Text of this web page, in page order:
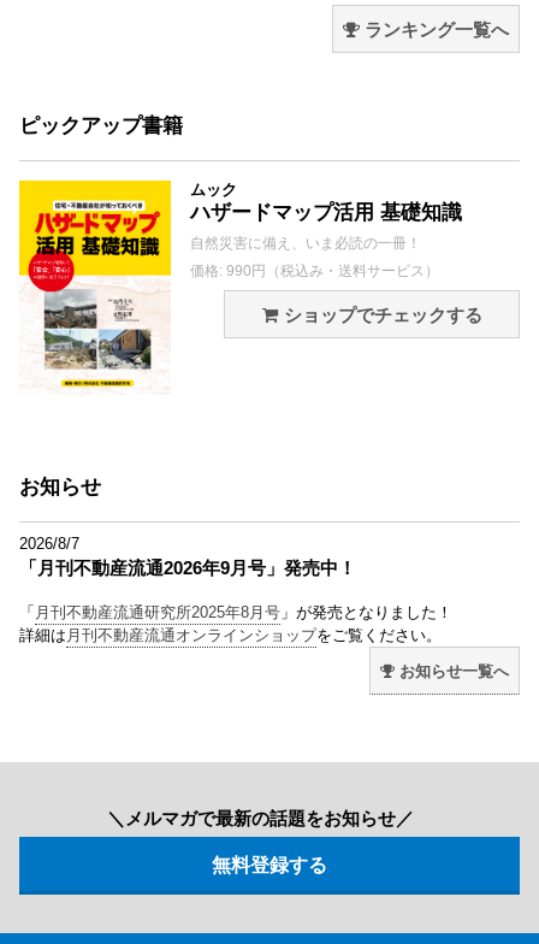
ランキング一覧へ
ピックアップ書籍
ムック
ハザードマップ活用 基礎知識
自然災害に備え、いま必読の一冊！
価格: 990円（税込み・送料サービス）
ショップでチェックする
お知らせ
2026/8/7
「月刊不動産流通2026年9月号」発売中！
「 月刊不動産流通研究所2025年8月号 」が発売となりました！
詳細は 月刊不動産流通オンラインショップをご覧ください。
お知らせ一覧へ
＼メルマガで最新の話題をお知らせ／